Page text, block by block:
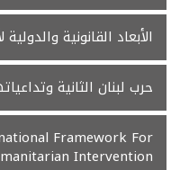
الأبعاد القانونية والدولية
حرب لبنان الثانية
Framework For
Intervention